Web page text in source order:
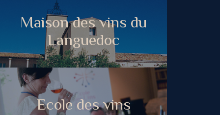
Maison des vins du
Languedoc
Ecole des vins